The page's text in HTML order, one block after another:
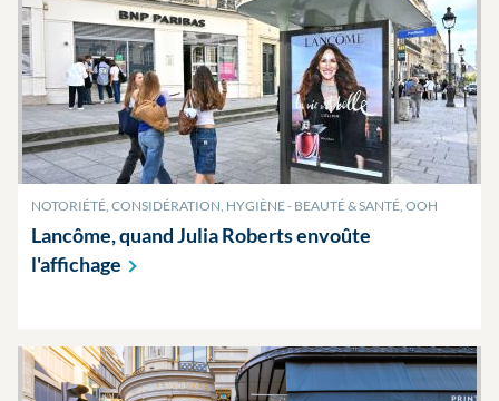
NOTORIÉTÉ, CONSIDÉRATION, HYGIÈNE - BEAUTÉ & SANTÉ, OOH
Lancôme, quand Julia Roberts envoûte
l'affichage